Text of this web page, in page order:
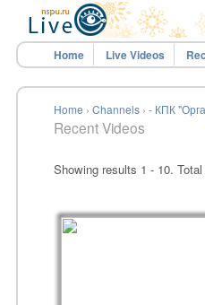
Home Live Videos
Home › Channels › - КПК
Recent Videos
Showing results 1 - 10.